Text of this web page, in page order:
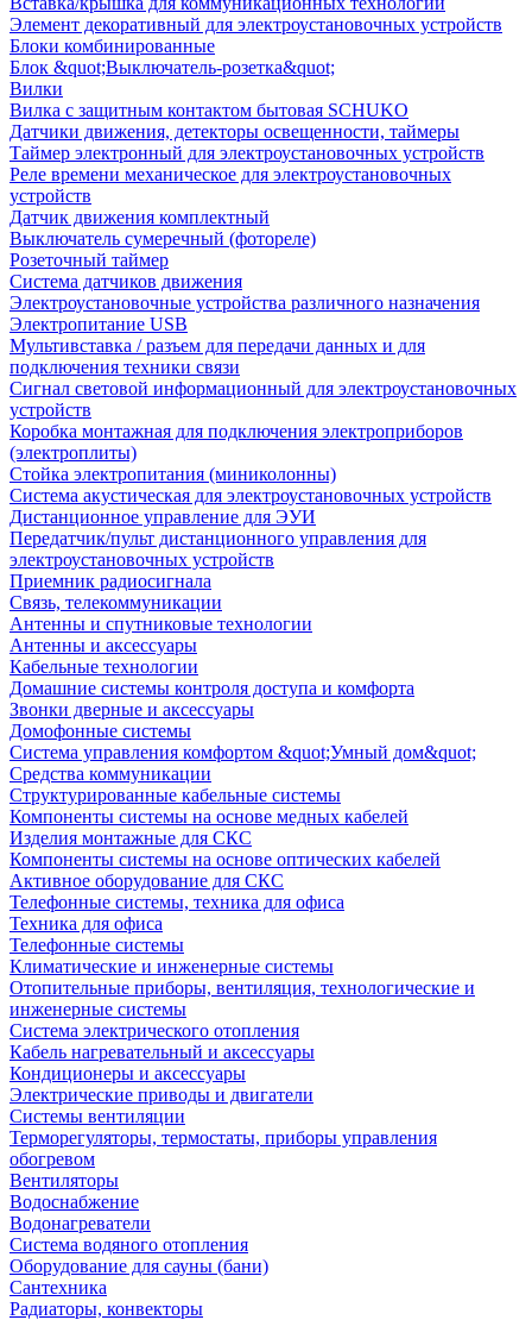
Элемент декоративный для электроустановочных устройств
Блоки комбинированные
Блок &quot;Выключатель-розетка&quot;
Вилки
Вилка с защитным контактом бытовая SCHUKO
Датчики движения, детекторы освещенности, таймеры
Таймер электронный для электроустановочных устройств
Реле времени механическое для электроустановочных
устройств
Датчик движения комплектный
Выключатель сумеречный (фотореле)
Розеточный таймер
Система датчиков движения
Электроустановочные устройства различного назначения
Электропитание USB
Мультивставка / разъем для передачи данных и для
подключения техники связи
Сигнал световой информационный для электроустановочных
устройств
Коробка монтажная для подключения электроприборов
(электроплиты)
Стойка электропитания (миниколонны)
Система акустическая для электроустановочных устройств
Дистанционное управление для ЭУИ
Передатчик/пульт дистанционного управления для
электроустановочных устройств
Приемник радиосигнала
Связь, телекоммуникации
Антенны и спутниковые технологии
Антенны и аксессуары
Кабельные технологии
Домашние системы контроля доступа и комфорта
Звонки дверные и аксессуары
Домофонные системы
Система управления комфортом &quot;Умный дом&quot;
Средства коммуникации
Структурированные кабельные системы
Компоненты системы на основе медных кабелей
Изделия монтажные для СКС
Компоненты системы на основе оптических кабелей
Активное оборудование для СКС
Телефонные системы, техника для офиса
Техника для офиса
Телефонные системы
Климатические и инженерные системы
Отопительные приборы, вентиляция, технологические и
инженерные системы
Система электрического отопления
Кабель нагревательный и аксессуары
Кондиционеры и аксессуары
Электрические приводы и двигатели
Системы вентиляции
Терморегуляторы, термостаты, приборы управления
обогревом
Вентиляторы
Водоснабжение
Водонагреватели
Система водяного отопления
Оборудование для сауны (бани)
Сантехника
Радиаторы, конвекторы